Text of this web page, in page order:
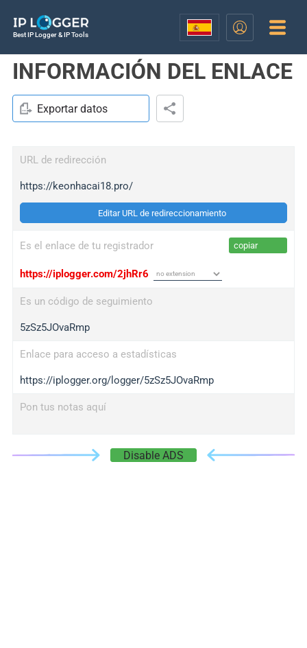
Best IP Logger & IP Tools
INFORMACIÓN DEL ENLACE
Exportar datos
URL de redirección
https://keonhacai18.pro/
Editar URL de redireccionamiento
Es el enlace de tu registrador copiar
https://iplogger.com/2jhRr6
Es un código de seguimiento
5zSz5JOvaRmp
Enlace para acceso a estadísticas
https://iplogger.org/logger/5zSz5JOvaRmp
Pon tus notas aquí
Disable ADS